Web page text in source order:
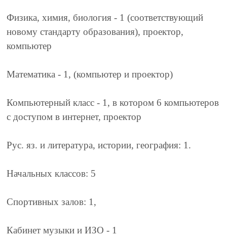
Физика, химия, биология- 1 (соответствующий
новому стандарту образования), проектор,
компьютер
Математика - 1, (компьютер и проектор)
Компьютерный класс- 1, в котором 6 компьютеров
с доступом в интернет, проектор
Рус. яз. и литература, истории, география: 1.
Начальных классов: 5
Спортивных залов: 1,
Кабинет музыкии ИЗО - 1